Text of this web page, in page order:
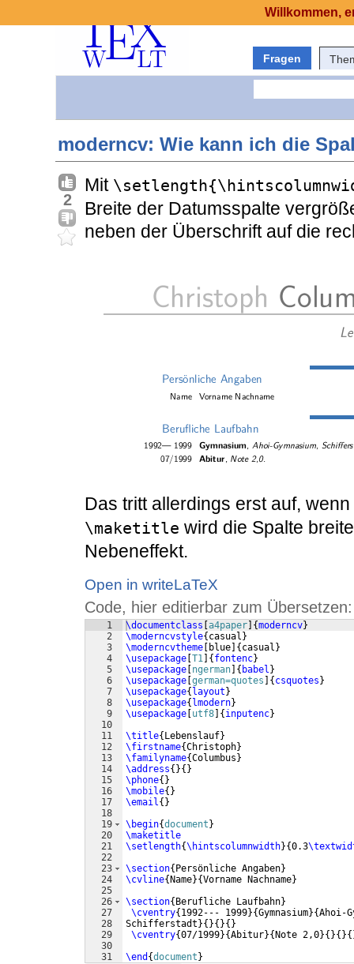
Fragen
moderncv: Wie kann ich die
2
Mit
Breite der Datumsspalte
neben der Überschrift auf die
Das tritt allerdings erst auf,
\maketitle wird die Spalte
Nebeneffekt.
Open in writeLaTeX
Code, hier editierbar zum Übersetzen:
1
2
3
4
5
6
7
8
9
10
11
12
13
14
15
16
17
18
19
20
21
22
23
24
25
26
27
28
29
30
31
\documentclass a4paper {moderncv}
\moderncvstyle{ casual }
\moderncvtheme
blue { casual }
\usepackage T1 { fontenc}
\usepackage ngerman { babel }
\usepackage german=quotes { csquotes }
\usepackage{ layout }
\usepackage{ lmodern}
\usepackage utf8 { inputenc}
\title{ Lebenslauf}
\firstname{Christoph}
\familyname{Columbus }
\address{ }{ }
\phone{ }
\mobile{ }
\email{ }
\begin{document }
\maketitle
\setlength{\hintscolumnwidth}{0.3
\section{ Persönliche Angaben}
\cvline{ Name}{Vorname Nachname}
\section{ Berufliche Laufbahn}
\cventry{ 1992--- 1999}{Gymnasium}{Ahoi-
Schifferstadt }{ }{ }{ }
\cventry{07/1999}{Abitur}{ Note 2,0}{ }{ }{
\end {document }
Willkommen,